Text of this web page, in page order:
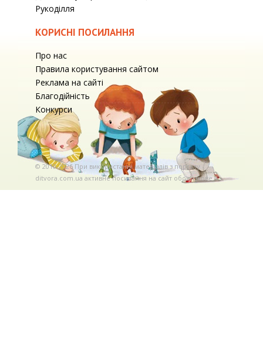
Рукоділля
КОРИСНІ ПОСИЛАННЯ
Про нас
Правила користування сайтом
Реклама на сайті
Благодійність
Конкурси
© 2010-2026 При використаннi матерiалiв з порталу
ditvora.com.ua активне посилання на сайт обов'язкове. .